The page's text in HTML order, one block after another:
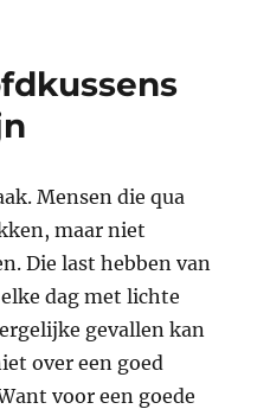
Mensen die qua
maar niet
Die last hebben van
dag met lichte
gevallen kan
over een goed
voor een goede